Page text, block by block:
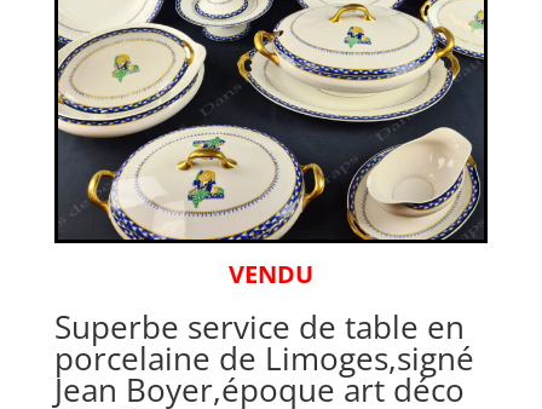
VENDU
Superbe service de table en
porcelaine de Limoges,signé
Jean Boyer,époque art déco